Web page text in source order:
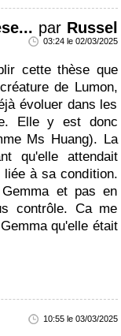
par Russel
03:24 le 02/03/2025
cette thèse que
de Lumon,
évoluer dans les
Elle y est donc
Ms Huang). La
qu'elle attendait
à sa condition.
et pas en
contrôle. Ca me
qu'elle était
10:55 le 03/03/2025